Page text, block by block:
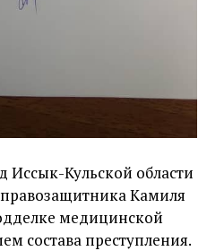
Иссык-Кульской области
правозащитника Камиля
медицинской
состава преступления.